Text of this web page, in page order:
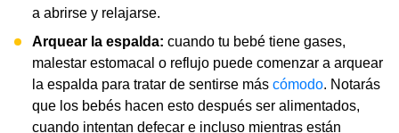
a abrirse y relajarse.
Arquear la espalda: cuando tu bebé tiene gases,
malestar estomacal o reflujo puede comenzar a arquear
la espalda para tratar de sentirse más cómodo. Notarás
que los bebés hacen esto después ser alimentados,
cuando intentan defecar e incluso mientras están